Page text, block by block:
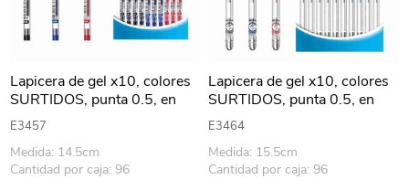
Lapicera de gel x10, colores
SURTIDOS, punta 0.5, en
bolsa, BEIFA
E3457
Medida: 14.5cm
Cantidad por caja: 96
Lapicera de gel x10, colores
SURTIDOS, punta 0.5, en
bolsa, BEIFA
E3464
Medida: 15.5cm
Cantidad por caja: 96